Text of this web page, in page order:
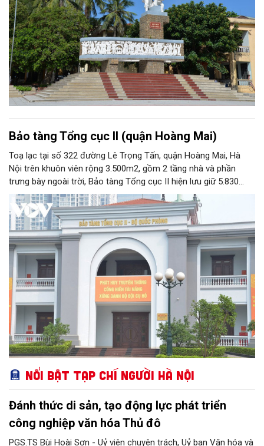
Bảo tàng Tổng cục II (quận Hoàng Mai)
Toạ lạc tại số 322 đường Lê Trọng Tấn, quận Hoàng Mai, Hà
Nội trên khuôn viên rộng 3.500m2, gồm 2 tầng nhà và phần
trưng bày ngoài trời, Bảo tàng Tổng cục II hiện lưu giữ 5.830
hiện vật, trong đó có nhiều hiện vật quý hiếm gắn liền với cuộc
đời hoạt động của nhiều chiến sĩ tình báo xuất sắc của Quân
đội nhân dân Việt Nam. Với chức năng phục vụ công tác nghiên
cứu, tham quan học tập, giáo dục truyền thống, Bảo tàng Tổng
cục II chính thức được Bộ Văn hoá - Thông tin công nhận nằm
trong hệ thống các bảo tàng cấp 2 toàn quân.
Nổi bật Tạp chí Người Hà Nội
Đánh thức di sản, tạo động lực phát triển
công nghiệp văn hóa Thủ đô
PGS.TS Bùi Hoài Sơn - Uỷ viên chuyên trách, Uỷ ban Văn hóa và